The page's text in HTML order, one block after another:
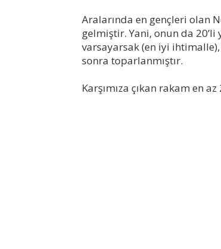
Aralarında en gençleri olan
gelmiştir. Yani, onun da
varsayarsak (en iyi
sonra toparlanmıştır.
Karşımıza çıkan rakam en